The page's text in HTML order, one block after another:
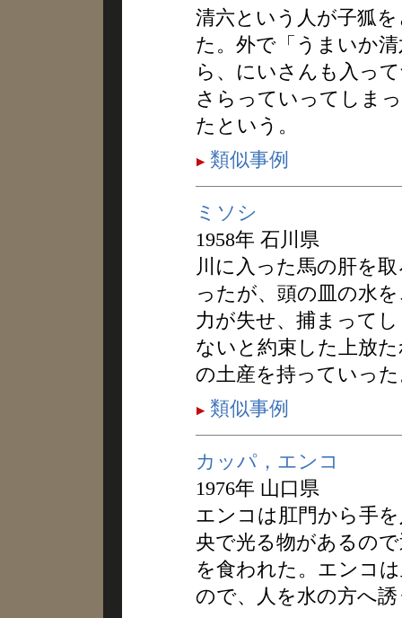
清六という人が子狐
た。外で「うまいか
ら、にいさんも入っ
さらっていってしま
たという。
類似事例
ミソシ
1958年 石川県
川に入った馬の肝を
ったが、頭の皿の水
力が失せ、捕まって
ないと約束した上放
の土産を持っていっ
類似事例
カッパ，エンコ
1976年 山口県
エンコは肛門から手
央で光る物があるの
を食われた。エンコ
ので、人を水の方へ